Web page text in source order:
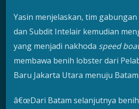
Yasin menjelaskan, tim
dan Subdit Intelair kemudian
yang menjadi nakhoda speed
membawa benih lobster dari
Baru Jakarta Utara menuju Batam.
â€œDari Batam selanjutnya